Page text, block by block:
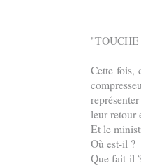
Cette fois,
leur retour
Et le
Où est-il ?
Que fait-il